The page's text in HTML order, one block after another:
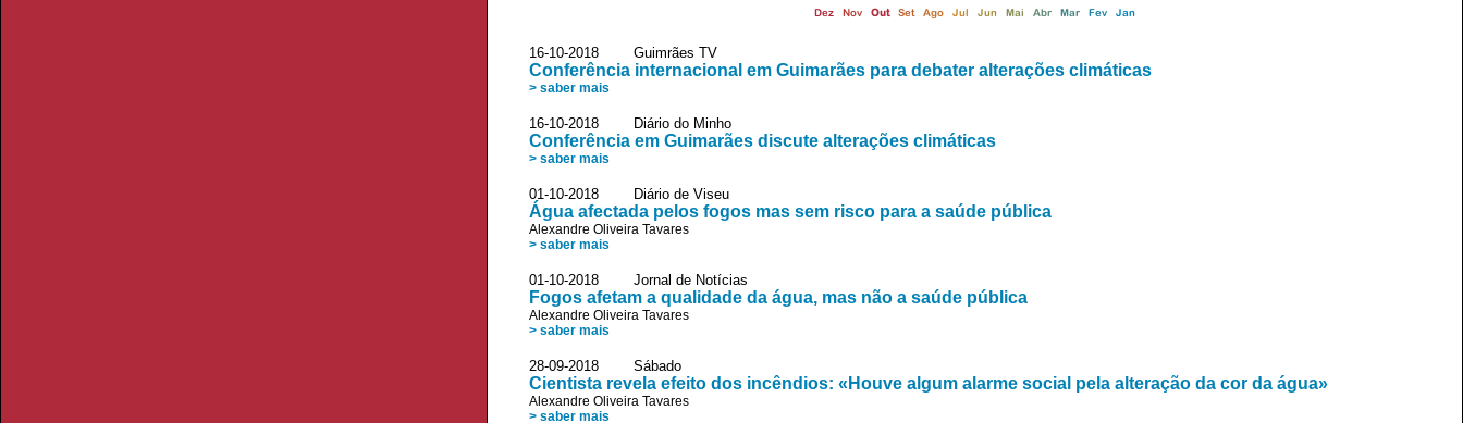
Dez Nov Out Set Ago Jul Jun Mai Abr Mar Fev Jan
16-10-2018 Guimrães TV
Conferência internacional em Guimarães para debater alterações climáticas
> saber mais
16-10-2018 Diário do Minho
Conferência em Guimarães discute alterações climáticas
> saber mais
01-10-2018 Diário de Viseu
Água afectada pelos fogos mas sem risco para a saúde pública
Alexandre Oliveira Tavares
> saber mais
01-10-2018 Jornal de Notícias
Fogos afetam a qualidade da água, mas não a saúde pública
Alexandre Oliveira Tavares
> saber mais
28-09-2018 Sábado
Cientista revela efeito dos incêndios: «Houve algum alarme social pela alteração da cor da água»
Alexandre Oliveira Tavares
> saber mais